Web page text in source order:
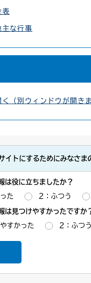
表
主な行事
（別ウィンドウが開きま
イトにするためにみなさま
は役に立ちましたか？
た 2：ふつう
は見つけやすかったですか
すかった 2：ふつう